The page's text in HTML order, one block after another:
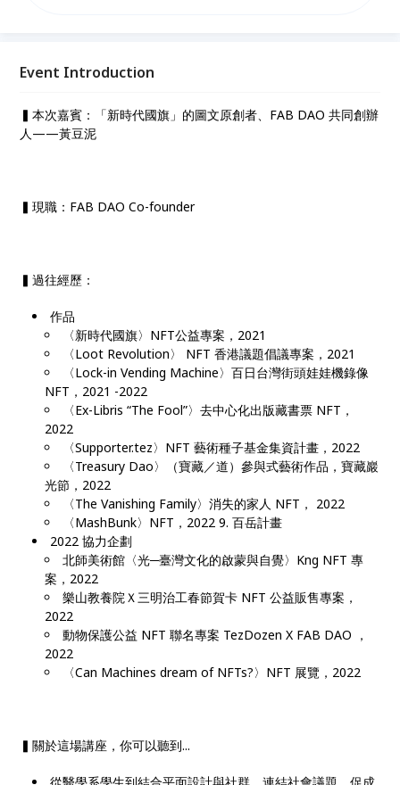
立去中心化公益組織 FAB DAO，以區塊鏈公益普及為
Event Introduction
▍本次嘉賓：「新時代國旗」的圖文原創者、FAB DAO 共同創辦
人——黃豆泥
▍現職：FAB DAO Co-founder
▍過往經歷：
作品
〈新時代國旗〉NFT公益專案，2021
〈Loot Revolution〉 NFT 香港議題倡議專案，2021
〈Lock-in Vending Machine〉百日台灣街頭娃娃機錄像
NFT，2021 -2022
〈Ex-Libris “The Fool”〉去中心化出版藏書票 NFT，
2022
〈Supporter.tez〉NFT 藝術種子基金集資計畫，2022
〈Treasury Dao〉（寶藏／道）參與式藝術作品，寶藏巖
光節，2022
〈The Vanishing Family〉消失的家人 NFT， 2022
〈MashBunk〉NFT，2022 9. 百岳計畫
2022 協力企劃
北師美術館〈光─臺灣文化的啟蒙與自覺〉Kng NFT 專
案，2022
樂山教養院Ｘ三明治工春節賀卡 NFT 公益販售專案，
2022
動物保護公益 NFT 聯名專案 TezDozen X FAB DAO ，
2022
〈Can Machines dream of NFTs?〉NFT 展覽，2022
▍關於這場講座，你可以聽到...